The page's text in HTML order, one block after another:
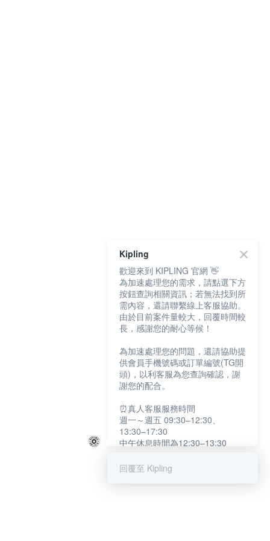
Kipling
歡迎來到 KIPLING 官網 👋
為加速處理您的需求，請點選下方
按鈕查詢相關資訊；若無法找到所
需內容，還請聯繫線上客服協助。
由於目前案件量較大，回覆時間較
長，感謝您的耐心等候！
為加速處理您的問題，還請協助提
供會員手機號碼或訂單編號(TG開
頭)，以利客服為您查詢確認，謝
謝您的配合。
⏰真人客服服務時間
週一～週五 09:30–12:30、
13:30–17:30
中午休息時間為12:30–13:30
提醒您：系統會自動已讀訊息，如
回覆至 Kipling